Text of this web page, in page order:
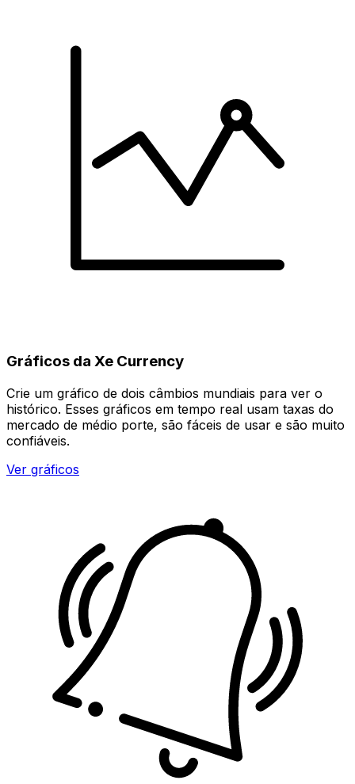
Gráficos da Xe Currency
Crie um gráfico de dois câmbios mundiais para ver o
histórico. Esses gráficos em tempo real usam taxas do
mercado de médio porte, são fáceis de usar e são muito
confiáveis.
Ver gráficos